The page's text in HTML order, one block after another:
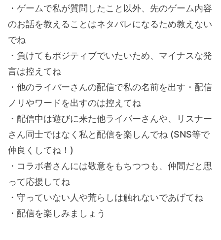
・ゲームで私が質問したこと以外、先のゲーム内容
のお話を教えることはネタバレになるため教えない
でね
・負けてもポジティブでいたいため、マイナスな発
言は控えてね
・他のライバーさんの配信で私の名前を出す・配信
ノリやワードを出すのは控えてね
・配信中は遊びに来た他ライバーさんや、リスナー
さん同士ではなく私と配信を楽しんでね (SNS等で
仲良くしてね！)
・コラボ者さんには敬意をもちつつも、仲間だと思
って応援してね
・守っていない人や荒らしは触れないであげてね
・配信を楽しみましょう